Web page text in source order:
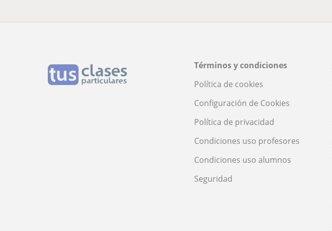
Términos y condiciones
Política de cookies
Configuración de Cookies
Política de privacidad
Condiciones uso profesores
Condiciones uso alumnos
Seguridad